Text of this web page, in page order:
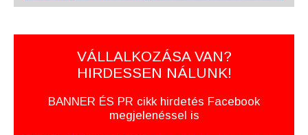
VÁLLALKOZÁSA VAN?
HIRDESSEN NÁLUNK!
BANNER ÉS PR cikk hirdetés Facebook
megjelenéssel is